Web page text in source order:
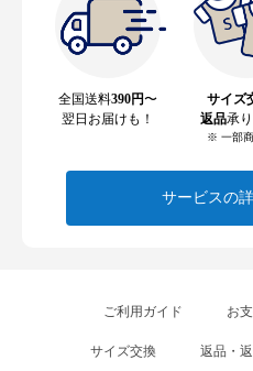
全国送料390円〜
翌日お届けも！
サイズ
返品承
※ 一部商
サービスの
ご利用ガイド お
サイズ交換 返品・